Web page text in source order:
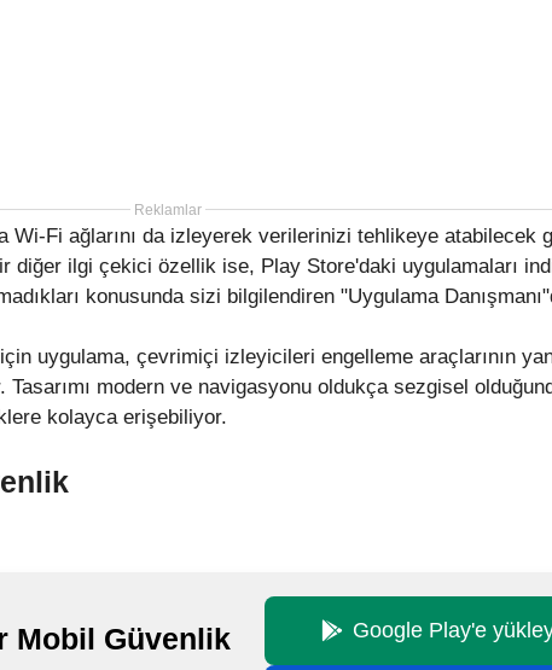
Reklamlar
Wi-Fi ağlarını da izleyerek verilerinizi tehlikeye atabilecek
diğer ilgi çekici özellik ise, Play Store'daki uygulamaları
konusunda sizi bilgilendiren "Uygulama
uygulama, çevrimiçi izleyicileri engelleme araçlarının
Tasarımı modern ve navigasyonu oldukça sezgisel
kolayca erişebiliyor.
Mobil Güvenlik Google Play'e